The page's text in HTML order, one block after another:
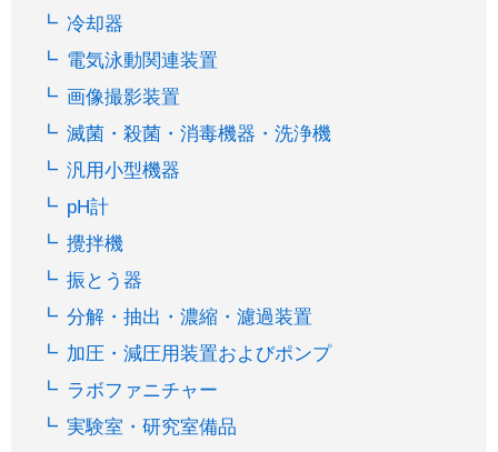
冷却器
電気泳動関連装置
画像撮影装置
滅菌・殺菌・消毒機器・洗浄機
汎用小型機器
pH計
攪拌機
振とう器
分解・抽出・濃縮・濾過装置
加圧・減圧用装置およびポンプ
ラボファニチャー
実験室・研究室備品